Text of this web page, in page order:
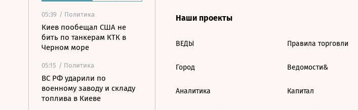
05:39 / Политика
Киев пообещал США не
бить по танкерам КТК в
Черном море
05:15 / Политика
ВС РФ ударили по
военному заводу и складу
топлива в Киеве
Наши проекты
ВЕДЫ
Город
Аналитика
Правила торговли
Ведомости&
Капитал